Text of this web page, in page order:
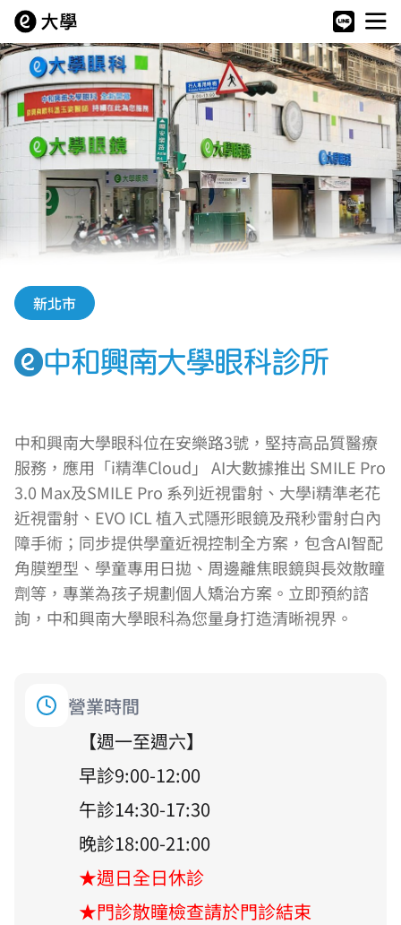
新北市
中和興南大學眼科診所
中和興南大學眼科位在安樂路3號，堅持高品質醫療
服務，應用「i精準Cloud」 AI大數據推出 SMILE Pro
3.0 Max及SMILE Pro 系列近視雷射、大學i精準老花
近視雷射、EVO ICL 植入式隱形眼鏡及飛秒雷射白內
障手術；同步提供學童近視控制全方案，包含AI智配
角膜塑型、學童專用日拋、周邊離焦眼鏡與長效散瞳
劑等，專業為孩子規劃個人矯治方案。立即預約諮
詢，中和興南大學眼科為您量身打造清晰視界。
營業時間
【週一至週六】
早診9:00-12:00
午診14:30-17:30
晚診18:00-21:00
★週日全日休診
★門診散瞳檢查請於門診結束